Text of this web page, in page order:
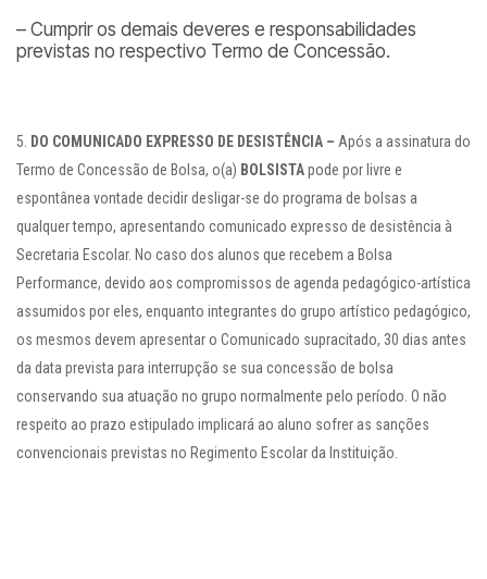
– Cumprir os demais deveres e responsabilidades
previstas no respectivo Termo de Concessão.
DO COMUNICADO EXPRESSO DE DESISTÊNCIA – Após a assinatura do
Termo de Concessão de Bolsa, o(a) BOLSISTApode por livre e
espontânea vontade decidir desligar-se do programa de bolsas a
qualquer tempo, apresentando comunicado expresso de desistência à
Secretaria Escolar. No caso dos alunos que recebem a Bolsa
Performance, devido aos compromissos de agenda pedagógico-artística
assumidos por eles, enquanto integrantes do grupo artístico pedagógico,
os mesmos devem apresentar o Comunicado supracitado, 30 dias antes
da data prevista para interrupção se sua concessão de bolsa
conservando sua atuação no grupo normalmente pelo período. O não
respeito ao prazo estipulado implicará ao aluno sofrer as sanções
convencionais previstas no Regimento Escolar da Instituição.